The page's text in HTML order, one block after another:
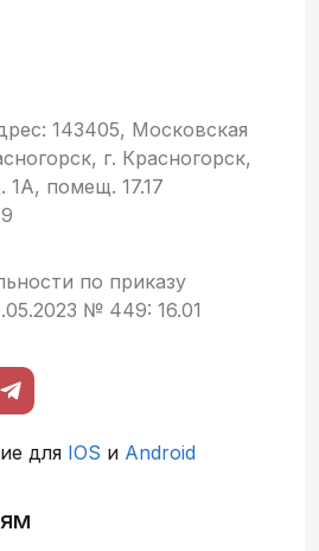
143405, Московская
г. Красногорск,
помещ. 17.17
по приказу
№ 449: 16.01
для IOS и Android